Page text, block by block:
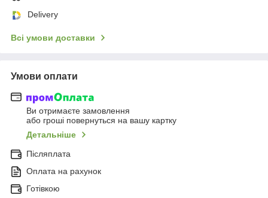
Delivery
Всі умови доставки
Умови оплати
Ви отримаєте замовлення
або гроші повернуться на вашу картку
Детальніше
Післяплата
Оплата на рахунок
Готівкою